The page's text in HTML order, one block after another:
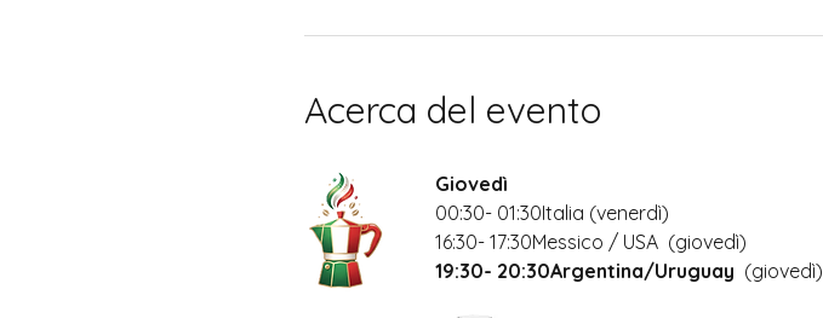
Acerca del evento
Giovedì
00:30- 01:30Italia (venerdì)
16:30- 17:30Messico / USA  (giovedì)
19:30- 20:30Argentina/Uruguay (giovedì)